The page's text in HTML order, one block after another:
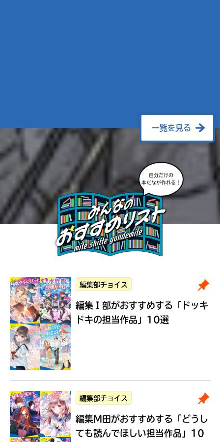
一覧を見る
自分だけの
本だなが作れる！
編集部チョイス
編集Ｉ部がおすすめする 「ドッキ
ドキの担当作品」10選
編集部チョイス
編集M田がおすすめする 「どうし
ても読んでほしい担当作品」10